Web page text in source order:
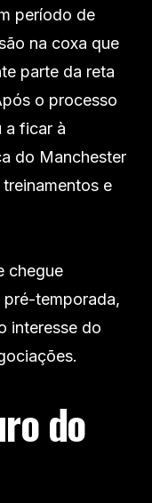
período de
na coxa que
parte da reta
o processo
a ficar à
do Manchester
e
chegue
pré-temporada,
interesse do
do